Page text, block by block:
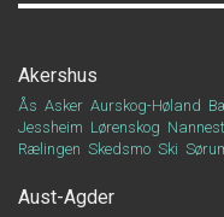
Akershus
Ås Asker Aurskog-Høland
Jessheim Lørenskog
Rælingen Skedsmo Ski
Aust-Agder